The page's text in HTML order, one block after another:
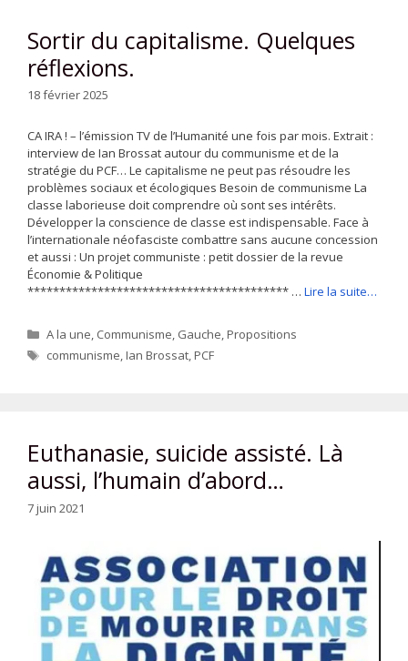
Sortir du capitalisme. Quelques
réflexions.
18 février 2025
CA IRA ! – l’émission TV de l’Humanité une fois par mois. Extrait :
interview de Ian Brossat autour du communisme et de la
stratégie du PCF… Le capitalisme ne peut pas résoudre les
problèmes sociaux et écologiques Besoin de communisme La
classe laborieuse doit comprendre où sont ses intérêts.
Développer la conscience de classe est indispensable. Face à
l’internationale néofasciste combattre sans aucune concession
et aussi : Un projet communiste : petit dossier de la revue
Économie & Politique
***************************************** … Lire la suite…
Catégories
A la une, Communisme, Gauche,Propositions
Étiquettes
communisme,Ian Brossat,PCF
Euthanasie, suicide assisté. Là
aussi, l’humain d’abord…
7 juin 2021